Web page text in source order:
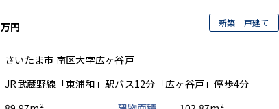
万円 新築一戸建て
さいたま市 南区大字広ヶ谷戸
JR武蔵野線「東浦和」駅バス12分「広ヶ谷戸」停歩4分